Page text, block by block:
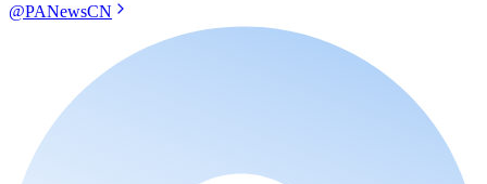
@PANewsCN